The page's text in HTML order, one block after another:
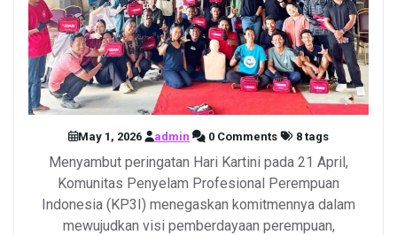
May 1, 2026 admin 0 Comments 8 tags
Menyambut peringatan Hari Kartini pada 21 April,
Komunitas Penyelam Profesional Perempuan
Indonesia (KP3I) menegaskan komitmennya dalam
mewujudkan visi pemberdayaan perempuan,